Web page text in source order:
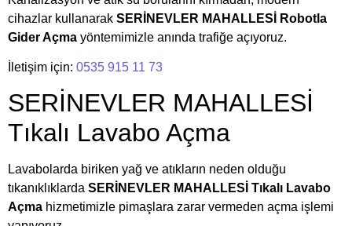
cihazlar kullanarak SERİNEVLER MAHALLESİ Robotla
Gider Açma yöntemimizle anında trafiğe açıyoruz.
İletişim için: 0535 915 11 73
SERİNEVLER MAHALLESİ
Tıkalı Lavabo Açma
Lavabolarda biriken yağ ve atıkların neden olduğu
tıkanıklıklarda SERİNEVLER MAHALLESİ Tıkalı Lavabo
Açma hizmetimizle pimaşlara zarar vermeden açma işlemi